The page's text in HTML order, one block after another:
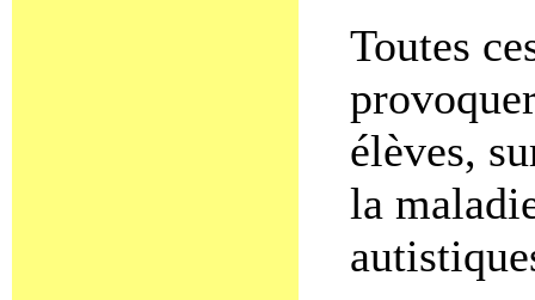
Toutes
élèves,
la